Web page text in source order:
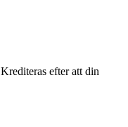
Krediteras efter att din